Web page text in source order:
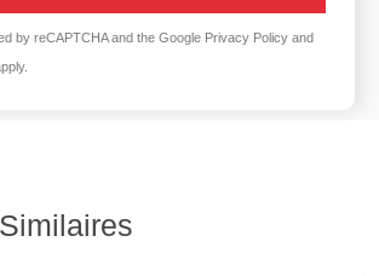
by reCAPTCHA and the Google Privacy Policy and